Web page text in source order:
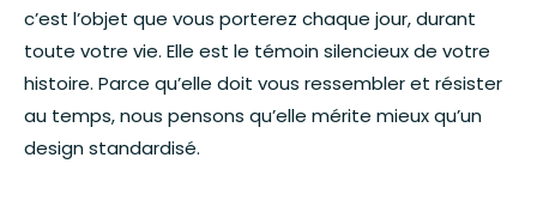
c’est l’objet que vous porterez chaque jour, durant
toute votre vie. Elle est le témoin silencieux de votre
histoire. Parce qu’elle doit vous ressembler et résister
au temps, nous pensons qu’elle mérite mieux qu’un
design standardisé.